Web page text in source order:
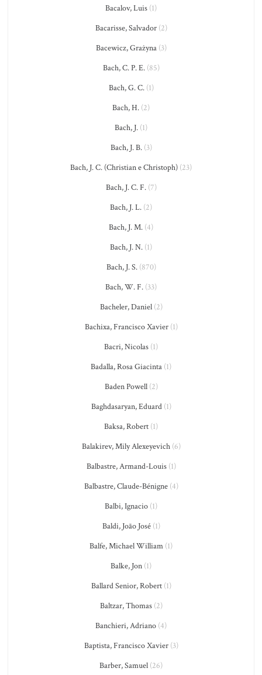
Bacalov, Luis (1)
Bacarisse, Salvador(2)
Bacewicz, Grażyna(3)
Bach, C. P. E.(85)
Bach, G. C.(1)
Bach, H. (2)
Bach, J. (1)
Bach, J. B.(3)
Bach, J. C. (Christian e Christoph) (23)
Bach, J. C. F.(7)
Bach, J. L. (2)
Bach, J. M. (4)
Bach, J. N. (1)
Bach, J. S.(870)
Bach, W. F. (33)
Bacheler, Daniel(2)
Bachixa, Francisco Xavier(1)
Bacri, Nicolas (1)
Badalla, Rosa Giacinta (1)
Baden Powell(2)
Baghdasaryan, Eduard(1)
Baksa, Robert (1)
Balakirev, Mily Alexeyevich(6)
Balbastre, Armand-Louis(1)
Balbastre, Claude-Bénigne(4)
Balbi, Ignacio (1)
Baldi, João José(1)
Balfe, Michael William (1)
Balke, Jon (1)
Ballard Senior, Robert(1)
Baltzar, Thomas(2)
Banchieri, Adriano (4)
Baptista, Francisco Xavier(3)
Barber, Samuel (26)